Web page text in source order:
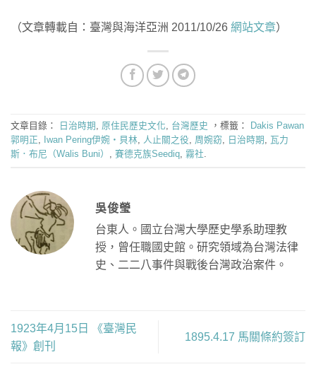
（文章轉載自：臺灣與海洋亞洲 2011/10/26 網站文章）
文章目錄： 日治時期 , 原住民歷史文化, 台灣歷史 ，標籤：
Dakis Pawan
郭明正, Iwan Pering伊婉‧貝林, 人止關之役, 周婉窈, 日治時期 , 瓦力
斯．布尼（Walis Buni） , 賽德克族Seediq, 霧社.
吳俊瑩
台東人。國立台灣大學歷史學系助理教
授，曾任職國史館。研究領域為台灣法律
史、二二八事件與戰後台灣政治案件。
1923年4月15日 《臺灣民
報》創刊
1895.4.17 馬關條約簽訂